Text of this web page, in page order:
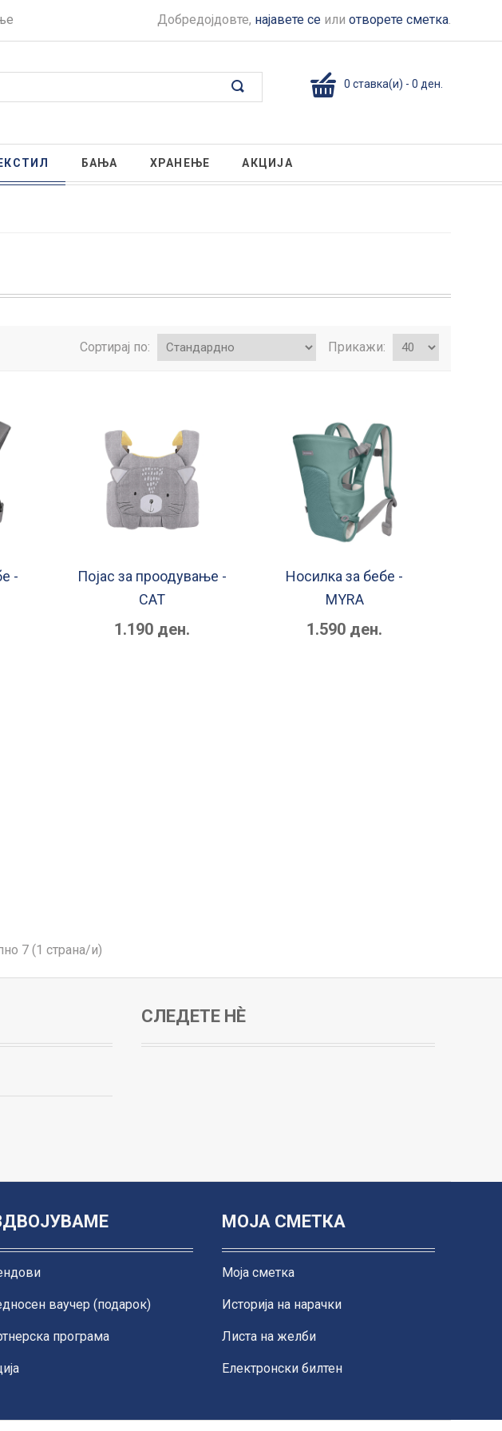
Добредојдовте, најавете се или отворете сметка.
0 ставка(и) - 0 ден.
БАЊА ХРАНЕЊЕ АКЦИЈА
Прикажи:
Сортирај по:
-
Појас за проодување -
CAT
1.190 ден.
Носилка за бебе -
MYRA
1.590 ден.
7 (1 страна/и)
СЛЕДЕТЕ НЀ
ваучер (подарок)
програма
МОЈА СМЕТКА
Моја сметка
Историја на нарачки
Листа на желби
Електронски билтен